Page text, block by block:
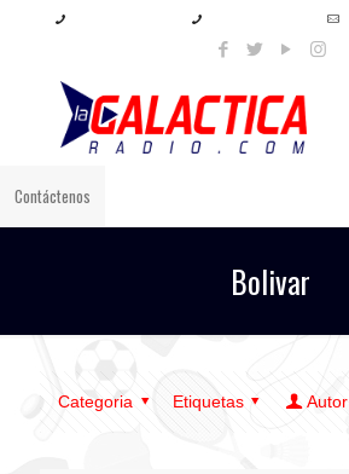
Contáctenos
Bolivar
Categoria Etiquetas Autor